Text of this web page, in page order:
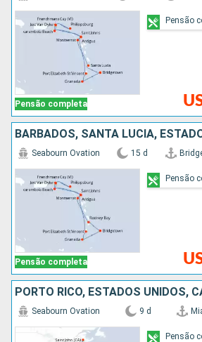
Pensão completa
Pensão
Pensão completa
Seabourn Ovation 15 d
Pensão
Seabourn Ovation 9 d
Pensão